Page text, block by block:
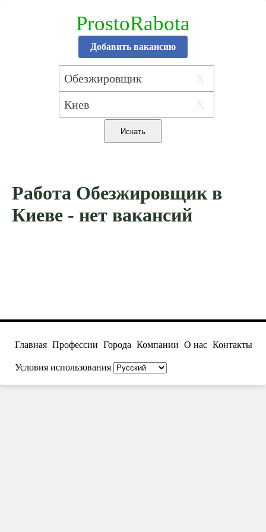
ProstoRabota
Добавить вакансию
X
X
Работа Обезжировщик в
Киеве - нет вакансий
Главная Профессии Города Компании О нас Контакты
Условия использования